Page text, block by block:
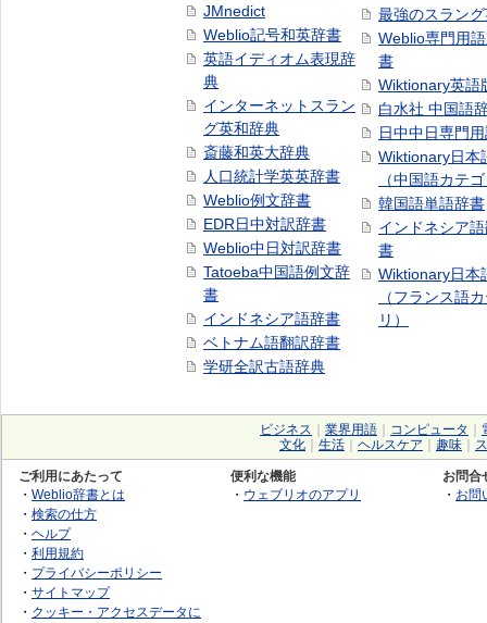
JMnedict
Weblio記号和英辞書
英語イディオム表現辞
典
インターネットスラン
グ英和辞典
斎藤和英大辞典
人口統計学英英辞書
Weblio例文辞書
EDR日中対訳辞書
Weblio中日対訳辞書
Tatoeba中国語例文辞
書
インドネシア語辞書
ベトナム語翻訳辞書
学研全訳古語辞典
最強のスラン
Weblio専門用
書
Wiktionary英語
白水社 中国語
日中中日専門
Wiktionary日本
（中国語カテ
韓国語単語辞書
インドネシア
書
Wiktionary日本
（フランス語
リ）
ビジネス 業界用語 コンピュータ
文化
生活 ヘルスケア 趣味
ご利用にあたって
・ Weblio辞書とは
・ 検索の仕方
・ ヘルプ
・ 利用規約
・ プライバシーポリシー
・ サイトマップ
・ クッキー・アクセスデータに
便利な機能
・ ウェブリオのアプリ
お問合
・ お問